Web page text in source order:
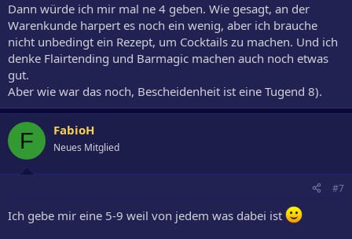
Dann würde ich mir mal ne 4 geben. Wie gesagt, an der
Warenkunde harpert es noch ein wenig, aber ich brauche
nicht unbedingt ein Rezept, um Cocktails zu machen. Und ich
denke Flairtending und Barmagic machen auch noch etwas
gut.
Aber wie war das noch, Bescheidenheit ist eine Tugend 8).
F FabioH
Neues Mitglied
#7
Ich gebe mir eine 5-9 weil von jedem was dabei ist